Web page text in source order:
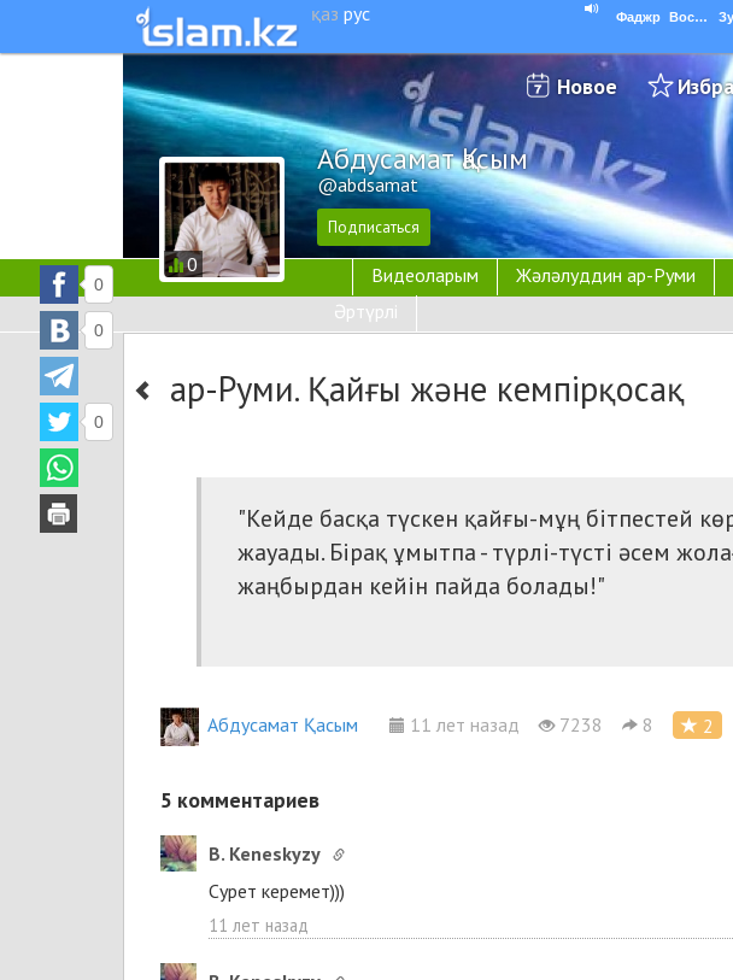
қаз рус Фаджр Восход
Новое
0
Абдусамат Қасым
@abdsamat
Видеоларым Жәләлуддин ар-Руми
Әртүрлі
ар-Руми. Қайғы және кемпірқосақ
0
0
0
"Кейде басқа түскен қайғы-мұң бітпестей
жауады. Бірақ ұмытпа - түрлі-түсті әсем
жаңбырдан кейін пайда болады!"
Абдусамат Қасым 11 лет назад 7238 8 2
5 комментариев
B. Keneskyzy
Сурет керемет)))
11 лет назад